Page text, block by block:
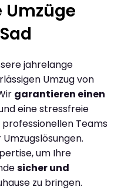
Umzüge
jahrelange
Umzug von
garantieren einen
eine stressfreie
Teams
um Ihre
sicher und
zu bringen.